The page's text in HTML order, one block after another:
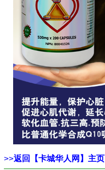
>>返回【卡城华人网】主页